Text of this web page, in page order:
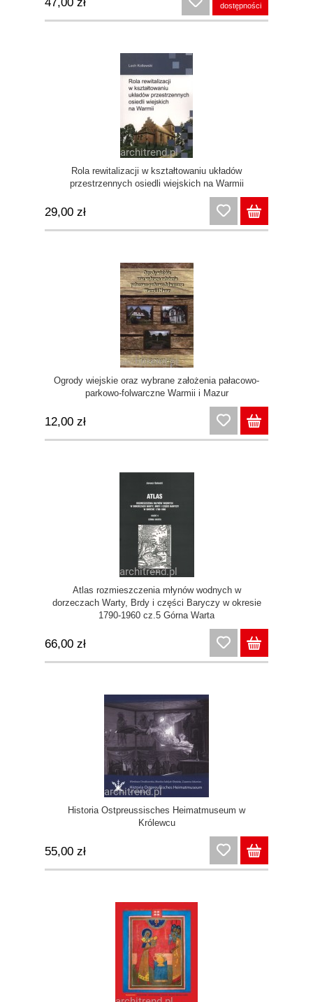
dostępności
Rola rewitalizacji w kształtowaniu układów
przestrzennych osiedli wiejskich na Warmii
29,00 zł
Ogrody wiejskie oraz wybrane założenia pałacowo-
parkowo-folwarczne Warmii i Mazur
12,00 zł
Atlas rozmieszczenia młynów wodnych w
dorzeczach Warty, Brdy i części Baryczy w okresie
1790-1960 cz.5 Górna Warta
66,00 zł
Historia Ostpreussisches Heimatmuseum w
Królewcu
55,00 zł